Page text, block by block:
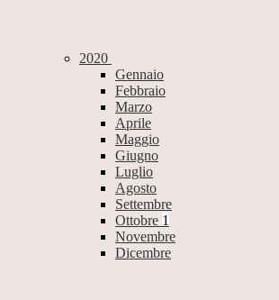
2020
Gennaio
Febbraio
Marzo
Aprile
Maggio
Giugno
Luglio
Agosto
Settembre
Ottobre 1
Novembre
Dicembre